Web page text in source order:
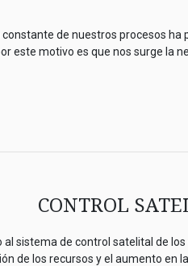
de nuestros procesos
este motivo es que nos surge la
CONTROL
sistema de control satelital de
de los recursos y el aumento en